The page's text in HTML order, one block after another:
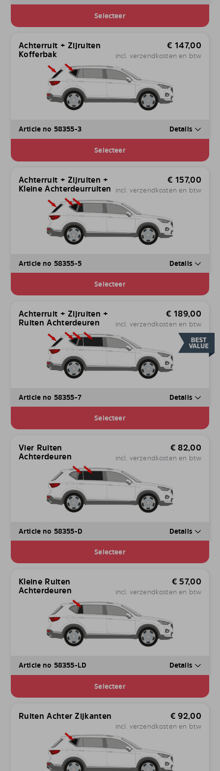
Selecteer
Achterruit + Zijruiten
Kofferbak
€ 147,00
incl. verzendkosten en btw
Article no 58355-3 Details
Selecteer
Achterruit + Zijruiten +
Kleine Achterdeurruiten
€ 157,00
incl. verzendkosten en btw
Article no 58355-5 Details
Selecteer
Achterruit + Zijruiten +
Ruiten Achterdeuren
€ 189,00
incl. verzendkosten en btw
Article no 58355-7 Details
Selecteer
Vier Ruiten
Achterdeuren
€ 82,00
incl. verzendkosten en btw
Article no 58355-D Details
Selecteer
Kleine Ruiten
Achterdeuren
€ 57,00
incl. verzendkosten en btw
Article no 58355-LD Details
Selecteer
Ruiten Achter Zijkanten € 92,00
incl. verzendkosten en btw